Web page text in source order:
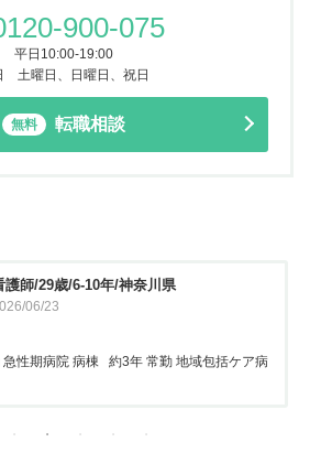
900-075
平日10:00-19:00
土曜日、日曜日、祝日
無料 転職相談
護師/29歳/6-10年/神奈川県
06/23
急性期病院 病棟 約3年 常勤 地域包括ケア病